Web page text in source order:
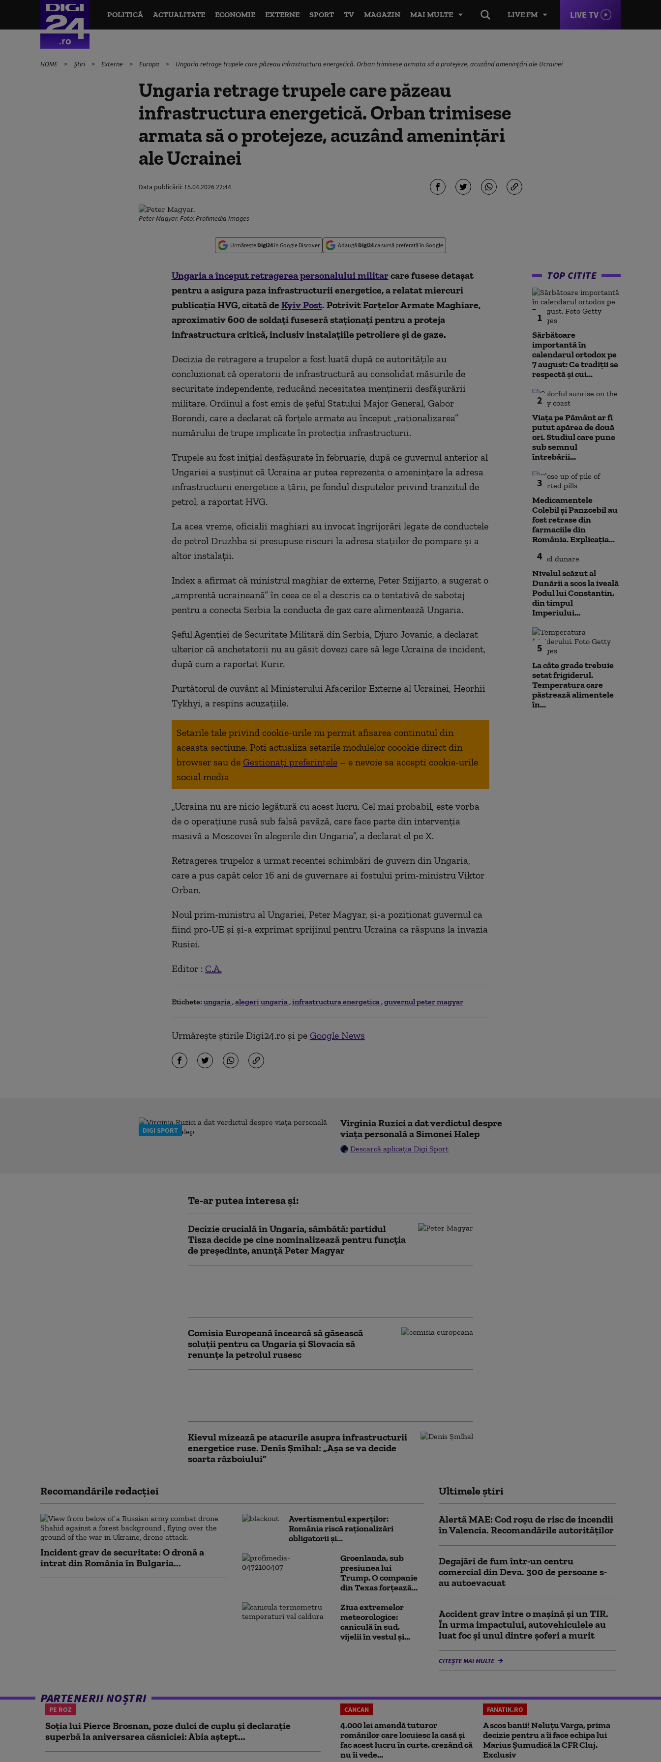
LIVE FM LIVE TV
POLITICĂ ACTUALITATE ECONOMIE EXTERNE SPORT TV MAGAZIN MAI MULTE
HOME Știri Externe Europa Ungaria retrage trupele care păzeau infrastructura energetică. Orban trimisese armata să o protejeze, acuzând amenințări ale Ucrainei
Ungaria retrage trupele care păzeau
infrastructura energetică. Orban trimisese
armata să o protejeze, acuzând amenințări
ale Ucrainei
Data publicării: 15.04.2026 22:44
Peter Magyar. Foto: Profimedia Images
Urmărește Digi24în Google Discover Adaugă Digi24ca sursă preferată în Google
Ungaria a început retragerea personalului militarcare fusese detașat
pentru a asigura paza infrastructurii energetice, a relatat miercuri
publicația HVG, citată de Kyiv Post. Potrivit Forțelor Armate Maghiare,
aproximativ 600 de soldați fuseseră staționați pentru a proteja
infrastructura critică, inclusiv instalațiile petroliere și de gaze.
Decizia de retragere a trupelor a fost luată după ce autoritățile au
concluzionat că operatorii de infrastructură au consolidat măsurile de
securitate independente, reducând necesitatea menținerii desfășurării
militare. Ordinul a fost emis de șeful Statului Major General, Gabor
Borondi, care a declarat că forțele armate au început „raționalizarea”
numărului de trupe implicate în protecția infrastructurii.
Trupele au fost inițial desfășurate în februarie, după ce guvernul anterior al
Ungariei a susținut că Ucraina ar putea reprezenta o amenințare la adresa
infrastructurii energetice a țării, pe fondul disputelor privind tranzitul de
petrol, a raportat HVG.
La acea vreme, oficialii maghiari au invocat îngrijorări legate de conductele
de petrol Druzhba și presupuse riscuri la adresa stațiilor de pompare și a
altor instalații.
Index a afirmat că ministrul maghiar de externe, Peter Szijjarto, a sugerat o
„amprentă ucraineană” în ceea ce el a descris ca o tentativă de sabotaj
pentru a conecta Serbia la conducta de gaz care alimentează Ungaria.
Șeful Agenției de Securitate Militară din Serbia, Djuro Jovanic, a declarat
ulterior că anchetatorii nu au găsit dovezi care să lege Ucraina de incident,
după cum a raportat Kurir.
Purtătorul de cuvânt al Ministerului Afacerilor Externe al Ucrainei, Heorhii
Tykhyi, a respins acuzațiile.
Setarile tale privind cookie-urile nu permit afisarea continutul din
aceasta sectiune. Poti actualiza setarile modulelor coookie direct din
browser sau de Gestionați preferințele – e nevoie sa accepti cookie-urile
social media
„Ucraina nu are nicio legătură cu acest lucru. Cel mai probabil, este vorba
de o operațiune rusă sub falsă pavăză, care face parte din intervenția
masivă a Moscovei în alegerile din Ungaria”, a declarat el pe X.
Retragerea trupelor a urmat recentei schimbări de guvern din Ungaria,
care a pus capăt celor 16 ani de guvernare ai fostului prim-ministru Viktor
Orban.
Noul prim-ministru al Ungariei, Peter Magyar, și-a poziționat guvernul ca
fiind pro-UE și și-a exprimat sprijinul pentru Ucraina ca răspuns la invazia
Rusiei.
Editor : C.A.
Etichete: ungaria alegeri ungaria infrastructura energetica guvernul peter magyar
Urmărește știrile Digi24.ro și pe Google News
TOP CITITE
1
Sărbătoare
importantă în
calendarul ortodox pe
7 august: Ce tradiții se
respectă și cui...
2
Viața pe Pământ ar fi
putut apărea de două
ori. Studiul care pune
sub semnul
întrebării...
3
Medicamentele
Colebil și Panzcebil au
fost retrase din
farmaciile din
România. Explicația...
4
Nivelul scăzut al
Dunării a scos la iveală
Podul lui Constantin,
din timpul
Imperiului...
5
La câte grade trebuie
setat frigiderul.
Temperatura care
păstrează alimentele
în...
DIGI SPORT
Virginia Ruzici a dat verdictul despre
viața personală a Simonei Halep
Descarcă aplicația Digi Sport
Te-ar putea interesa și:
Decizie crucială în Ungaria, sâmbătă: partidul
Tisza decide pe cine nominalizează pentru funcția
de președinte, anunță Peter Magyar
Comisia Europeană încearcă să găsească
soluții pentru ca Ungaria și Slovacia să
renunțe la petrolul rusesc
Kievul mizează pe atacurile asupra infrastructurii
energetice ruse. Denîs Șmîhal: „Așa se va decide
soarta războiului”
Recomandările redacţiei
Incident grav de securitate: O dronă a
intrat din România în Bulgaria...
Avertismentul experților:
România riscă raționalizări
obligatorii și...
Groenlanda, sub
presiunea lui
Trump. O companie
din Texas forțează...
Ziua extremelor
meteorologice:
caniculă în sud,
vijelii în vestul și...
Ultimele știri
Alertă MAE: Cod roșu de risc de incendii
în Valencia. Recomandările autorităților
Degajări de fum într-un centru
comercial din Deva. 300 de persoane s-
au autoevacuat
Accident grav între o mașină și un TIR.
În urma impactului, autovehiculele au
luat foc și unul dintre șoferi a murit
CITEȘTE MAI MULTE
PARTENERII NOȘTRI
PE ROZ
Soția lui Pierce Brosnan, poze dulci de cuplu și declarație
superbă la aniversarea căsniciei: Abia aștept...
CANCAN
4.000 lei amendă tuturor
românilor care locuiesc la casă și
fac acest lucru în curte, crezând că
nu îi vede...
FANATIK.RO
A scos banii! Neluțu Varga, prima
decizie pentru a îi face echipa lui
Marius Șumudică la CFR Cluj.
Exclusiv